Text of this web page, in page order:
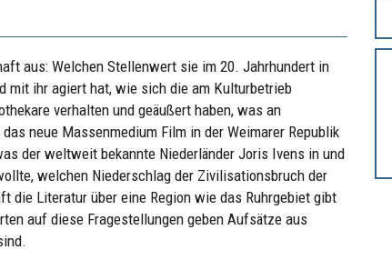
aus: Welchen Stellenwert sie im 20. Jahrhundert in
mit ihr agiert hat, wie sich die am Kulturbetrieb
verhalten und geäußert haben, was an
neue Massenmedium Film in der Weimarer Republik
der weltweit bekannte Niederländer Joris Ivens in und
welchen Niederschlag der Zivilisationsbruch der
die Literatur über eine Region wie das Ruhrgebiet gibt
auf diese Fragestellungen geben Aufsätze aus